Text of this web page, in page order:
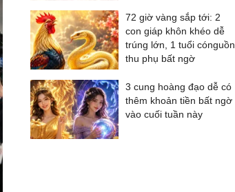
72 giờ vàng sắp tới: 2
con giáp khôn khéo dễ
trúng lớn, 1 tuổi cónguồn
thu phụ bất ngờ
3 cung hoàng đạo dễ có
thêm khoản tiền bất ngờ
vào cuối tuần này